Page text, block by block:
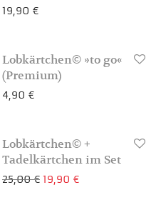
19,90 €
3-4 Werktage
12,50 €
6,50 €.
Lobkärtchen© »to go«
(Premium)
4,90 €
3-4 Werktage
Lobkärtchen© +
Tadelkärtchen im Set
25,00€ Ursprünglicher Preis
19,90 €Aktueller